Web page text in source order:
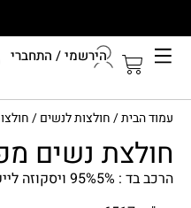
הירשמי / התחברי
עמוד הבית/חולצות לנשים/
חולצת נשים
הרכב בד : 95%5% ויסקוזה לייקרה